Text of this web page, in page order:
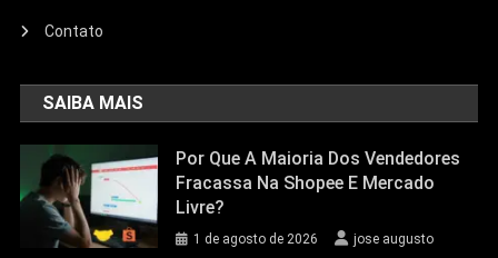
Contato
SAIBA MAIS
Por Que A Maioria Dos Vendedores
Fracassa Na Shopee E Mercado
Livre?
1 de agosto de 2026 jose augusto